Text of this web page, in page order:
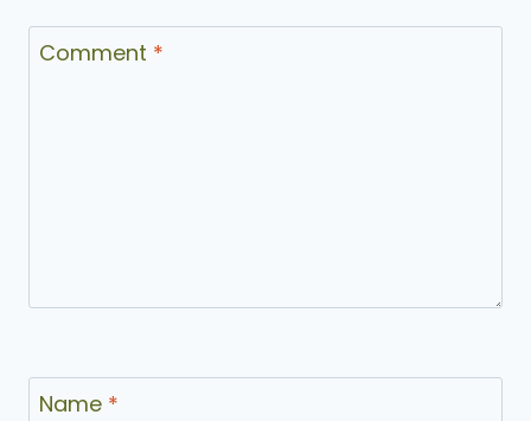
Comment *
Name *